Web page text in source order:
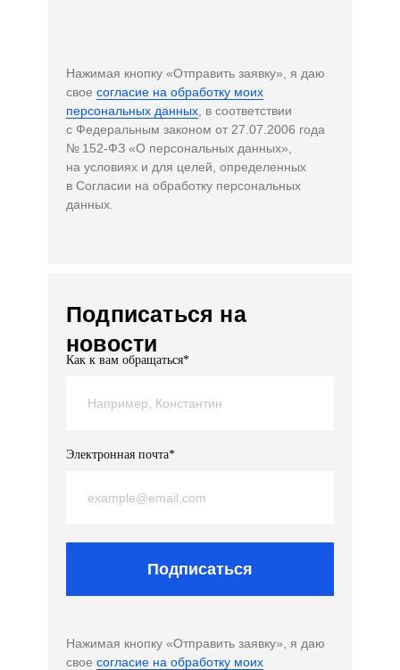
Нажимая кнопку «Отправить заявку», я даю
свое согласие на обработку моих
персональных данных , в соответствии
с Федеральным законом от 27.07.2006 года
№ 152-ФЗ «О персональных данных»,
на условиях и для целей, определенных
в Согласии на обработку персональных
данных.
Подписаться на
новости
Как к вам обращаться*
Электронная почта*
Подписаться
Нажимая кнопку «Отправить заявку», я даю
свое согласие на обработку моих